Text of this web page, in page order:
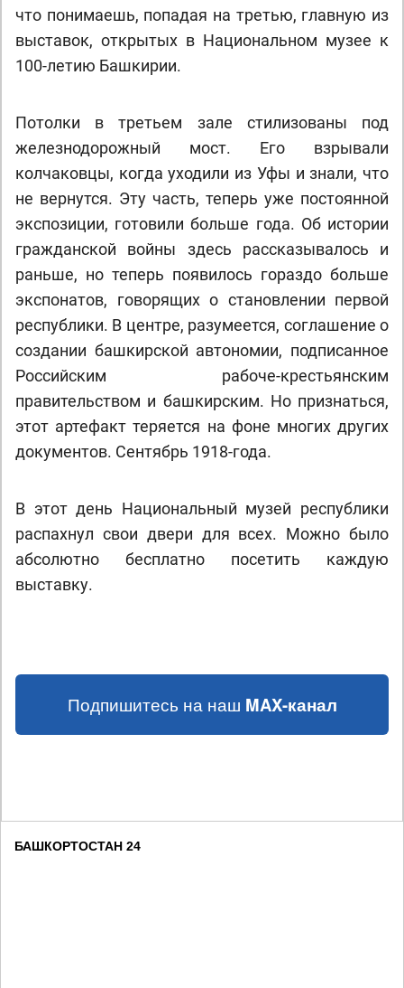
что понимаешь, попадая на третью, главную из
выставок, открытых в Национальном музее к
100-летию Башкирии.
Потолки в третьем зале стилизованы под
железнодорожный мост. Его взрывали
колчаковцы, когда уходили из Уфы и знали, что
не вернутся. Эту часть, теперь уже постоянной
экспозиции, готовили больше года. Об истории
гражданской войны здесь рассказывалось и
раньше, но теперь появилось гораздо больше
экспонатов, говорящих о становлении первой
республики. В центре, разумеется, соглашение о
создании башкирской автономии, подписанное
Российским рабоче-крестьянским
правительством и башкирским. Но признаться,
этот артефакт теряется на фоне многих других
документов. Сентябрь 1918-года.
В этот день Национальный музей республики
распахнул свои двери для всех. Можно было
абсолютно бесплатно посетить каждую
выставку.
Подпишитесь на наш MAX-канал
БАШКОРТОСТАН 24